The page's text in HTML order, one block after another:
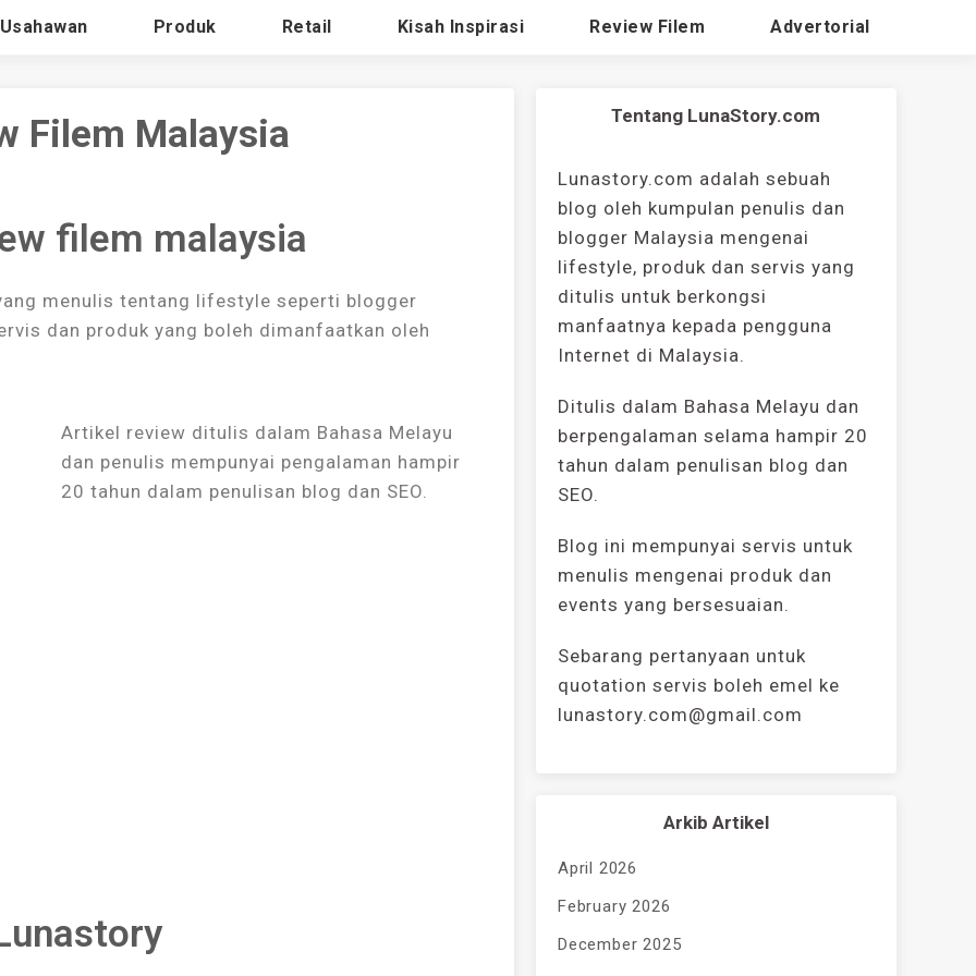
Produk Retail Kisah Inspirasi Review Filem Advertorial
Filem Malaysia
filem malaysia
menulis tentang lifestyle seperti blogger
dan produk yang boleh dimanfaatkan oleh
Artikel review ditulis dalam Bahasa Melayu
dan penulis mempunyai pengalaman hampir
20 tahun dalam penulisan blog dan SEO.
Tentang LunaStory.com
Lunastory.com adalah sebuah
blog oleh kumpulan penulis dan
blogger Malaysia mengenai
lifestyle, produk dan servis yang
ditulis untuk berkongsi
manfaatnya kepada pengguna
Internet di Malaysia.
Ditulis dalam Bahasa Melayu dan
berpengalaman selama hampir 20
tahun dalam penulisan blog dan
SEO.
Blog ini mempunyai servis untuk
menulis mengenai produk dan
events yang bersesuaian.
Sebarang pertanyaan untuk
quotation servis boleh emel ke
lunastory.com@gmail.com
Arkib Artikel
April 2026
February 2026
December 2025